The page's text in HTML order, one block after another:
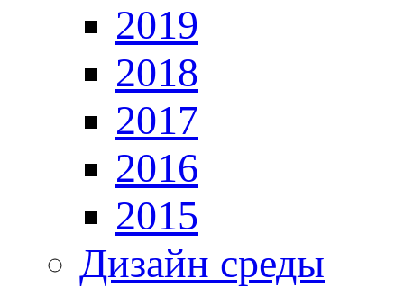
2019
2018
2017
2016
2015
Дизайн среды